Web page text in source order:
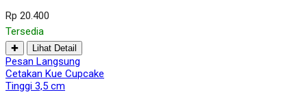
Rp 20.400
Tersedia
✚ Lihat Detail
Pesan Langsung
Cetakan Kue Cupcake
Tinggi 3,5 cm